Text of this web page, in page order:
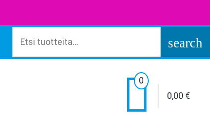
search

0
0,00 €